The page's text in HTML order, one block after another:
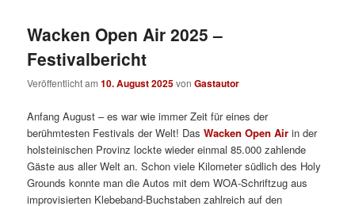
Wacken Open Air 2025 –
Festivalbericht
Veröffentlicht am10. August 2025vonGastautor
Anfang August – es war wie immer Zeit für eines der
berühmtesten Festivals der Welt! DasWacken Open Air in der
holsteinischen Provinz lockte wieder einmal 85.000 zahlende
Gäste aus aller Welt an. Schon viele Kilometer südlich des Holy
Grounds konnte man die Autos mit dem WOA-Schriftzug aus
improvisierten Klebeband-Buchstaben zahlreich auf den